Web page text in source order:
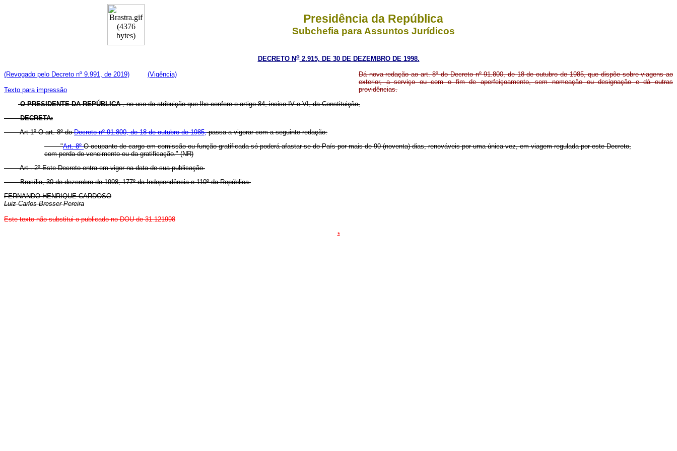
Presidência da República
Subchefia para Assuntos Jurídicos
DECRETO No2.915, DE 30 DE DEZEMBRO DE 1998.
(Revogado pelo Decreto nº 9.991, de 2019) (Vigência)
Texto para impressão
Dá nova redação ao art. 8º do Decreto nº 91.800, de 18 de outubro de 1985, que dispõe sobre viagens ao
exterior, a serviço ou com o fim de aperfeiçoamento, sem nomeação ou designação e dá outras
providências.
O PRESIDENTE DA REPÚBLICA, no uso da atribuição que lhe confere o artigo 84, inciso IV e VI, da Constituição,
DECRETA:
Art 1º O art. 8º doDecreto nº 91.800, de 18 de outubro de 1985,passa a vigorar com a seguinte redação:
"Art. 8ºO ocupante de cargo em comissão ou função gratificada só poderá afastar-se do País por mais de 90 (noventa) dias, renováveis por uma única vez, em viagem regulada por este Decreto,
com perda do vencimento ou da gratificação." (NR)
Art . 2º Este Decreto entra em vigor na data de sua publicação.
Brasília, 30 de dezembro de 1998; 177º da Independência e 110º da República.
FERNANDO HENRIQUE CARDOSO
Luiz Carlos Bresser Pereira
Este texto não substitui o publicado no DOU de 31.121998
*